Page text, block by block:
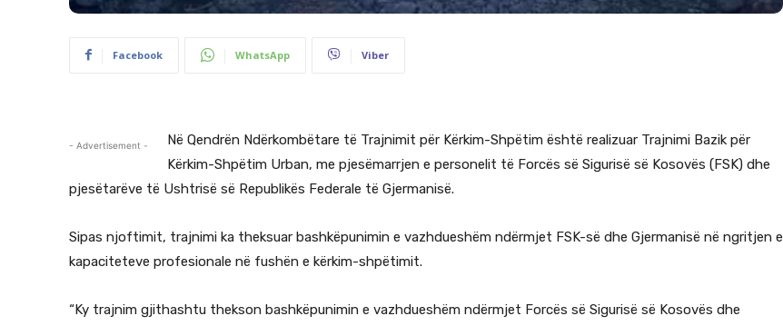
Facebook WhatsApp Viber
- Advertisement -
Në Qendrën Ndërkombëtare të Trajnimit për Kërkim-Shpëtim është realizuar Trajnimi Bazik për
Kërkim-Shpëtim Urban, me pjesëmarrjen e personelit të Forcës së Sigurisë së Kosovës (FSK) dhe
pjesëtarëve të Ushtrisë së Republikës Federale të Gjermanisë.
Sipas njoftimit, trajnimi ka theksuar bashkëpunimin e vazhdueshëm ndërmjet FSK-së dhe Gjermanisë në ngritjen e
kapaciteteve profesionale në fushën e kërkim-shpëtimit.
“Ky trajnim gjithashtu thekson bashkëpunimin e vazhdueshëm ndërmjet Forcës së Sigurisë së Kosovës dhe